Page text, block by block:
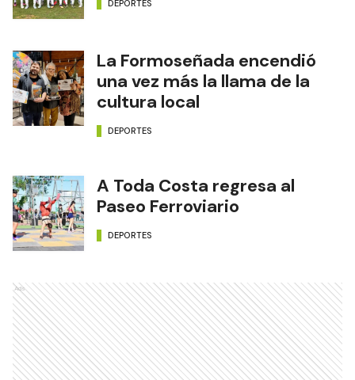
DEPORTES
La Formoseñada encendió
una vez más la llama de la
cultura local
DEPORTES
A Toda Costa regresa al
Paseo Ferroviario
DEPORTES
Ads